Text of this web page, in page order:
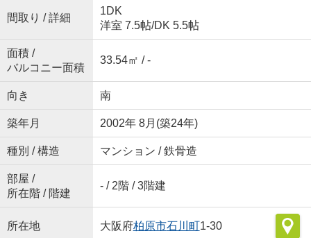
間取り / 詳細
1DK
洋室 7.5帖/DK 5.5帖
面積 /
バルコニー面積
33.54㎡ / -
向き 南
築年月 2002年 8月(築24年)
種別 / 構造 マンション / 鉄骨造
部屋 /
所在階 / 階建
- / 2階 / 3階建
所在地 大阪府柏原市石川町1-30